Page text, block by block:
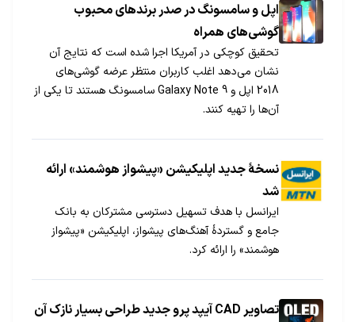
اپل و سامسونگ در صدر برندهای محبوب
گوشی‌های همراه
تحقیق کوچکی در آمریکا اجرا شده است که نتایج آن
نشان می‌دهد اغلب کاربران منتظر عرضه گوشی‌های
2018 اپل و Galaxy Note 9 سامسونگ هستند تا یکی از
آن‌ها را تهیه کنند.
نسخۀ جدید اپلیکیشن «پیشواز هوشمند» ارائه
شد
ایرانسل با هدف تسهیل دسترسی مشترکان به بانک
جامع و گستردۀ آهنگ‌های پیشواز، اپلیکیشن «پیشواز
هوشمند» را ارائه کرد.
تصاویر CAD آیپد پرو جدید طراحی بسیار نازک آن